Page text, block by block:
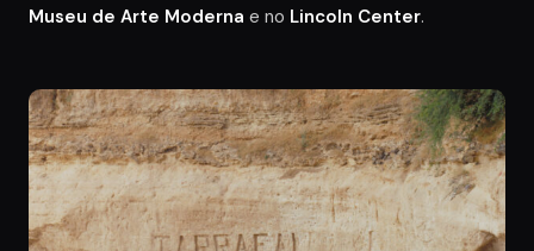
Museu de Arte Moderna e no Lincoln Center.